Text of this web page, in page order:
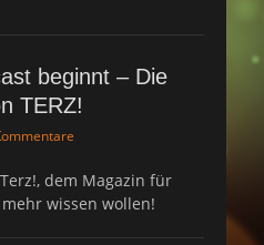
beginnt – Die
TERZ!
dem Magazin für
wissen wollen!